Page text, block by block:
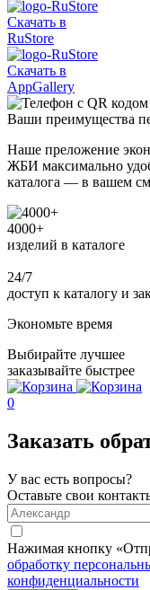
Скачать в
RuStore
Скачать в
AppGallery
Ваши преимущества
Наше преложение
ЖБИ максимально
каталога — в вашем
4000+
изделий в каталоге
24/7
доступ к каталогу и
Экономьте время
Выбирайте лучшее
заказывайте быстрее
0
Заказать
У вас есть вопросы?
Оставьте свои
Нажимая кнопку
обработку
конфиденциальности